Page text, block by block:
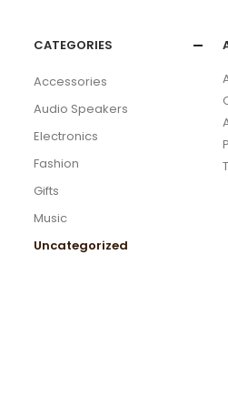
CATEGORIES
Accessories
Audio Speakers
Electronics
Fashion
Gifts
Music
Uncategorized